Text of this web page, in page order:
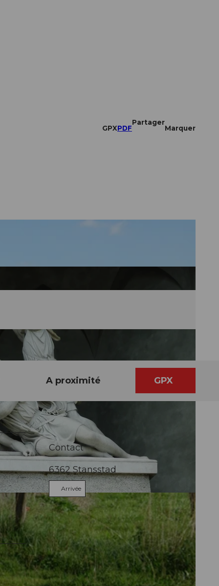
GPXPDF
Partager
Marquer
A proximité GPX
Contact
6362Stansstad
Arrivée